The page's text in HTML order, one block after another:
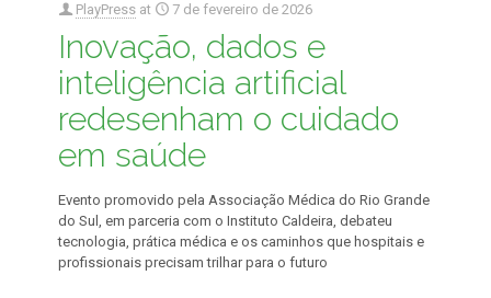
PlayPress at 7 de fevereiro de 2026
Inovação, dados e
inteligência artificial
redesenham o cuidado
em saúde
Evento promovido pela Associação Médica do Rio Grande
do Sul, em parceria com o Instituto Caldeira, debateu
tecnologia, prática médica e os caminhos que hospitais e
profissionais precisam trilhar para o futuro